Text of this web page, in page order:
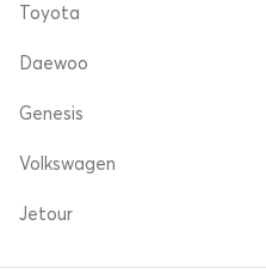
Toyota
Daewoo
Genesis
Volkswagen
Jetour